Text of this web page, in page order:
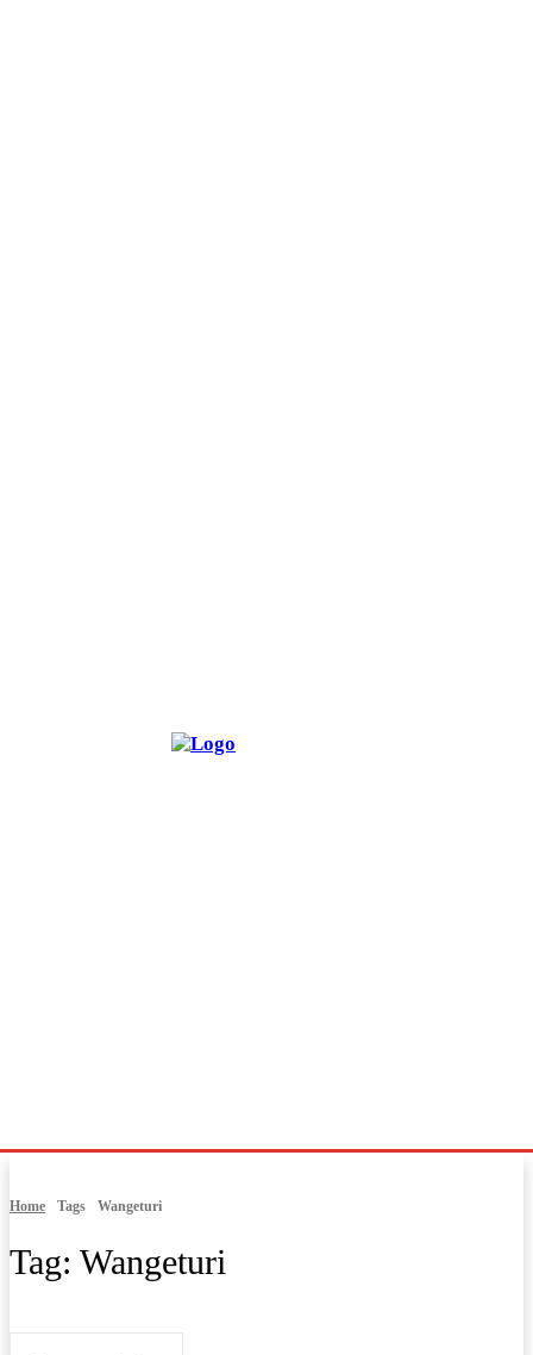
Home Tags Wangeturi
Tag: Wangeturi